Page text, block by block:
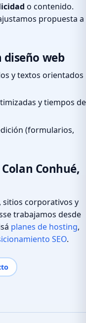
o contenido.
propuesta a
diseño web
y textos orientados
y tiempos de
(formularios,
Conhué,
, sitios corporativos y
trabajamos desde
planes de hosting,
SEO.